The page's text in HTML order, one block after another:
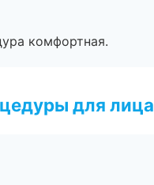
комфортная.
для лица